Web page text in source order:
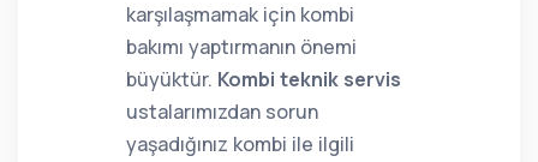
karşılaşmamak için kombi
bakımı yaptırmanın önemi
büyüktür. Kombi teknik servis
ustalarımızdan sorun
yaşadığınız kombi ile ilgili